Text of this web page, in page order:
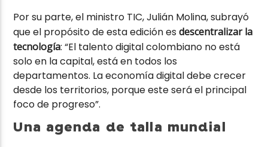
Por su parte, el ministro TIC, Julián Molina, subrayó
que el propósito de esta edición esdescentralizar la
tecnología: “El talento digital colombiano no está
solo en la capital, está en todos los
departamentos. La economía digital debe crecer
desde los territorios, porque este será el principal
foco de progreso”.
Una agenda de talla mundial